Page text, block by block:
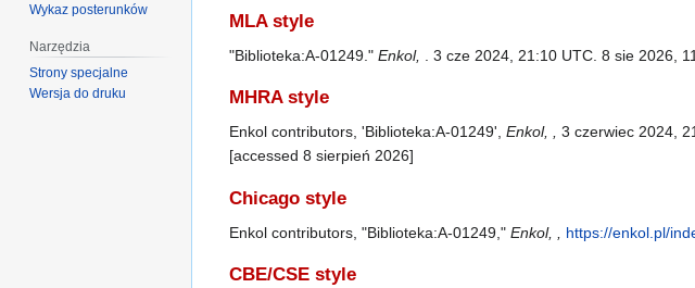
MLA style
"Biblioteka:A-01249." Enkol, . 3 cze 2024, 21:10 UTC. 8 sie 2026,
MHRA style
Enkol contributors, 'Biblioteka:A-01249', Enkol, , 3 czerwiec 2024,
[accessed 8 sierpień 2026]
Chicago style
Enkol contributors, "Biblioteka:A-01249," Enkol, , https://enkol.pl/
CBE/CSE style
Wykaz posterunków
Narzędzia
Strony specjalne
Wersja do druku